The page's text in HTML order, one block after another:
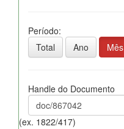
Período:
Total
Ano Mês
Handle do Documento
(ex. 1822/417)